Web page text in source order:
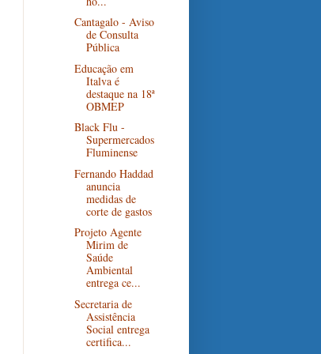
Cantagalo - Aviso
de Consulta
Pública
Educação em
Italva é
destaque na 18ª
OBMEP
Black Flu -
Supermercados
Fluminense
Fernando Haddad
anuncia
medidas de
corte de gastos
Projeto Agente
Mirim de
Saúde
Ambiental
entrega ce...
Secretaria de
Assistência
Social entrega
certifica...